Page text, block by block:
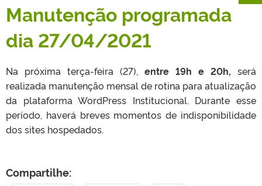
TELEFONES
Manutenção programada
dia 27/04/2021
Na próxima terça-feira (27), entre 19h e 20h, será
realizada manutenção mensal de rotina para atualização
da plataforma WordPress Institucional. Durante esse
período, haverá breves momentos de indisponibilidade
dos sites hospedados.
Compartilhe: